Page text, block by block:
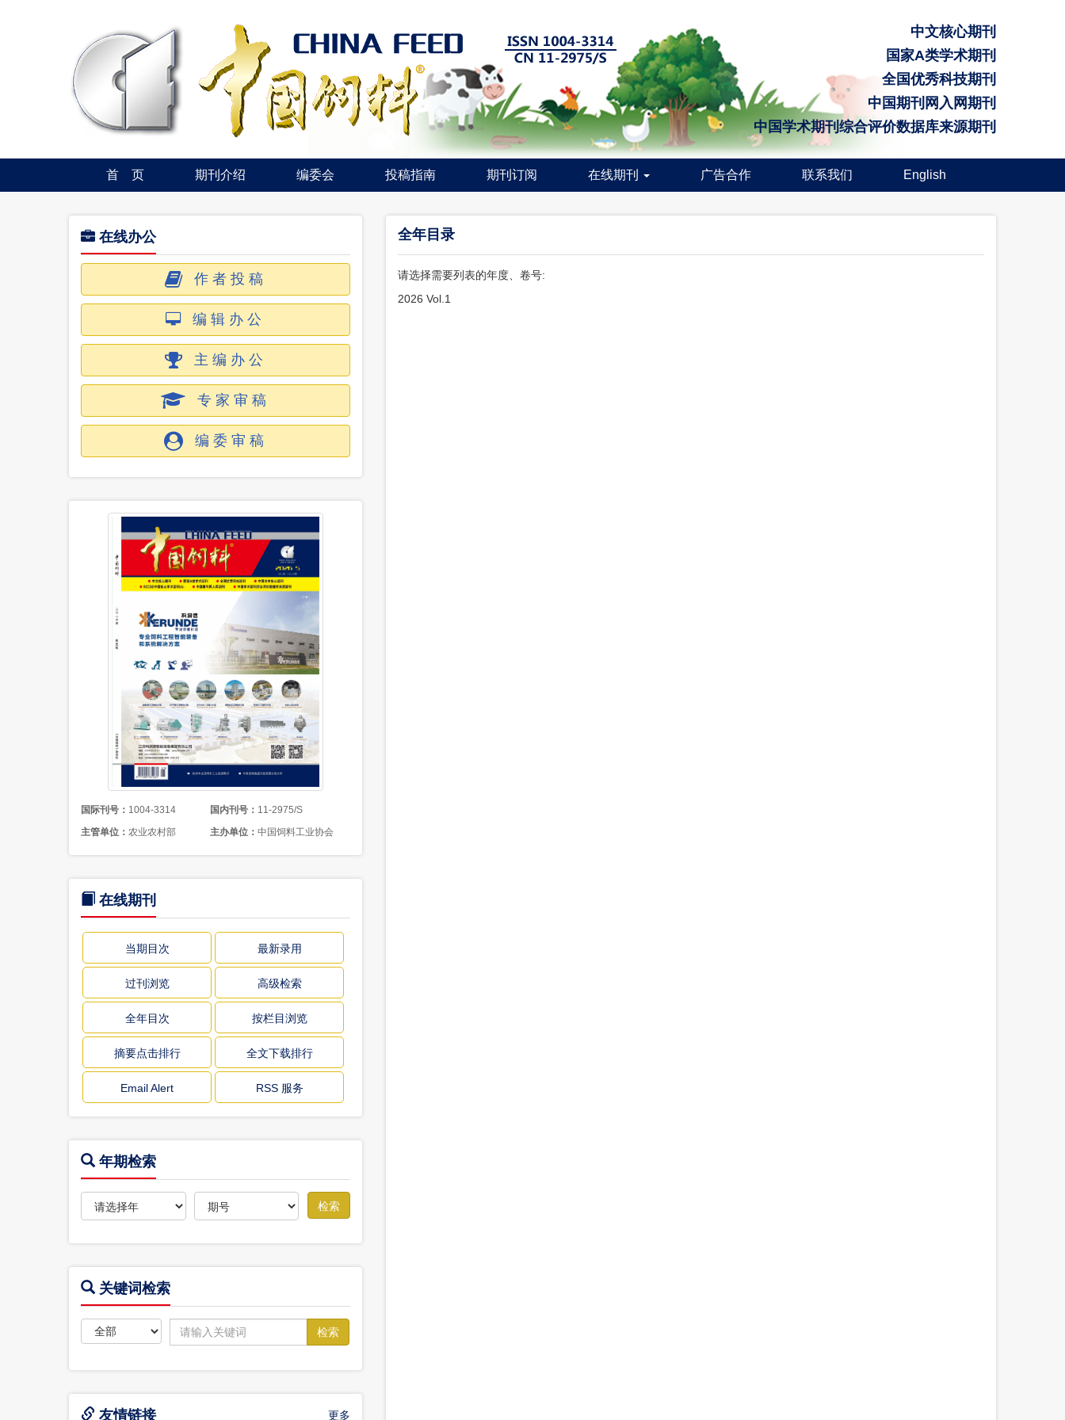
中文核心期刊
国家A类学术期刊
全国优秀科技期刊
中国期刊网入网期刊
中国学术期刊综合评价数据库来源期刊
首 页 期刊介绍 编委会 投稿指南 期刊订阅 在线期刊 广告合作 联系我们 English
全年目录
请选择需要列表的年度、卷号:
2026 Vol.1
在线办公
作者投稿
编辑办公
主编办公
专家审稿
编委审稿
国际刊号： 1004-3314 国内刊号： 11-2975/S
主管单位： 农业农村部 主办单位：中国饲料工业协会
在线期刊
当期目次 最新录用
过刊浏览 高级检索
全年目次 按栏目浏览
摘要点击排行 全文下载排行
Email Alert RSS 服务
年期检索
关键词检索
友情链接 更多